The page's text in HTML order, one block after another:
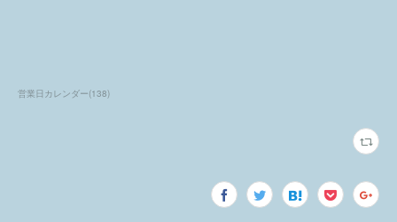
営業日カレンダー(138)